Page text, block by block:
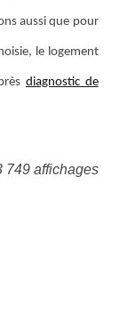
aussi que pour
le logement
diagnostic de
749 affichages